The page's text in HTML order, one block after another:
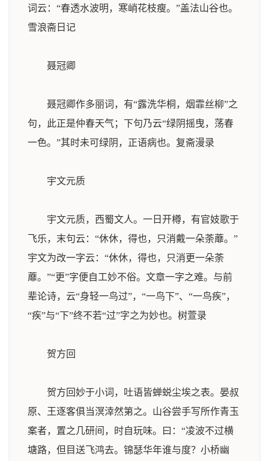
词云：“春透水波明，寒峭花枝瘦。”盖法山谷也。
雪浪斋日记
聂冠卿
聂冠卿作多丽词，有“露洗华桐，烟霏丝柳”之
句，此正是仲春天气；下句乃云“绿阴摇曳，荡春
一色。”其时未可绿阴，正语病也。 复斋漫录
宇文元质
宇文元质，西蜀文人。一日开樽，有官妓歌于
飞乐，末句云：“休休，得也，只消戴一朵荼蘼。”
宇文为改一字云：“休休，得也，只消更一朵荼
蘼。”“更”字便自工妙不俗。文章一字之难。与前
辈论诗，云“身轻一鸟过”，“一鸟下”、“一鸟疾”，
“疾”与“下”终不若“过”字之为妙也。 树萱录
贺方回
贺方回妙于小词，吐语皆蝉蜕尘埃之表。晏叔
原、王逐客俱当溟涬然第之。山谷尝手写所作青玉
案者，置之几研间，时自玩味。曰：“凌波不过横
塘路，但目送飞鸿去。锦瑟华年谁与度？小桥幽